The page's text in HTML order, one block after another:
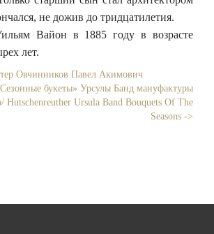
не дожив до тридцатилетия.
Вайон в 1885 году в возрасте
лет.
Овчинников Павел Акимович
букеты» Урсулы Банд мануфактуры
Hutschenreuther Ursula Band Bouquets Of The
Seasons ->